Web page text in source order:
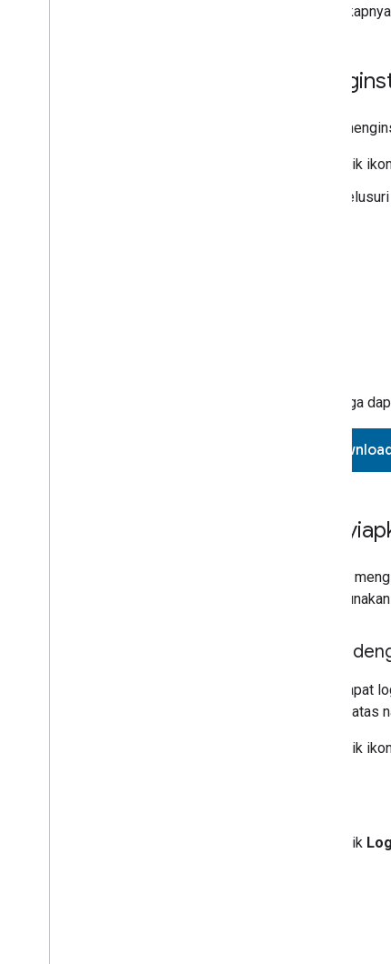
Untuk
Klik
Telusuri
Anda juga
Setelah
menggunakan
Login
Anda dapat
Google atas
Klik
Klik